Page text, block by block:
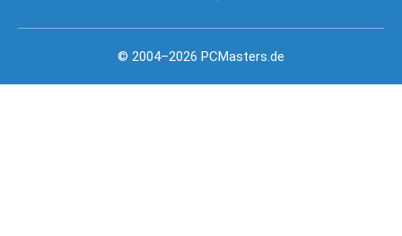
© 2004–2026 PCMasters.de